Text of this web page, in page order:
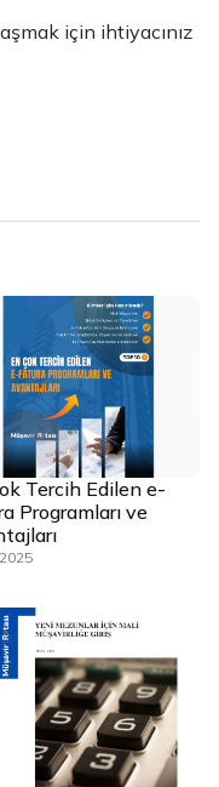
için ihtiyacınız
Tercih Edilen e-
Programları ve